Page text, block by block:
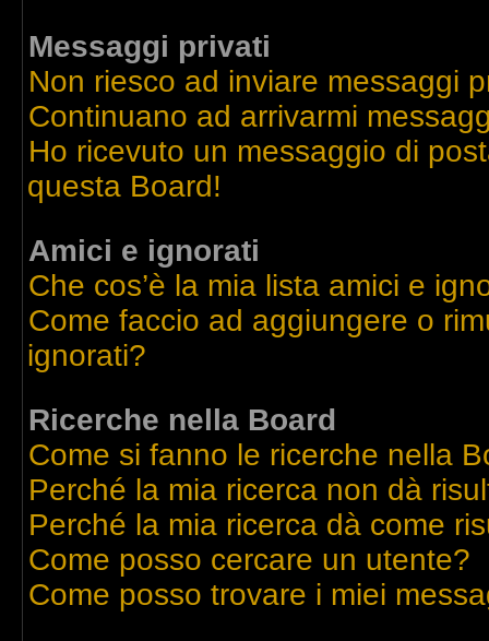
Messaggi privati
Non riesco ad inviare messaggi
Continuano ad arrivarmi
Ho ricevuto un messaggio di
questa Board!
Amici e ignorati
Che cos’è la mia lista amici e
Come faccio ad aggiungere o
ignorati?
Ricerche nella Board
Come si fanno le ricerche nella
Perché la mia ricerca non dà
Perché la mia ricerca dà come
Come posso cercare un utente?
Come posso trovare i miei